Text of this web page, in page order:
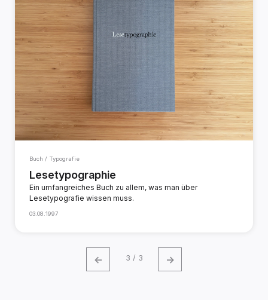
Buch / Typografie
Lesetypographie
Ein umfangreiches Buch zu allem, was man über
Lesetypografie wissen muss.
03.08.1997
← 3 / 3 →